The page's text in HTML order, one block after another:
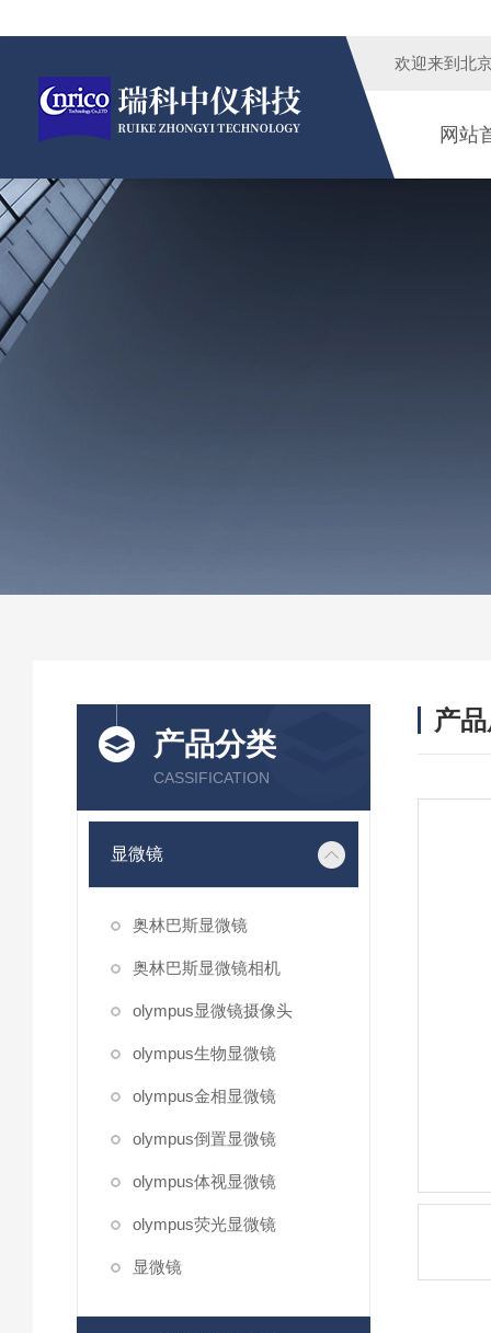
欢迎来到 北
网站
产品分类
CASSIFICATION
显微镜
奥林巴斯显微镜
奥林巴斯显微镜相机
olympus显微镜摄像头
olympus生物显微镜
olympus金相显微镜
olympus倒置显微镜
olympus体视显微镜
olympus荧光显微镜
显微镜
产